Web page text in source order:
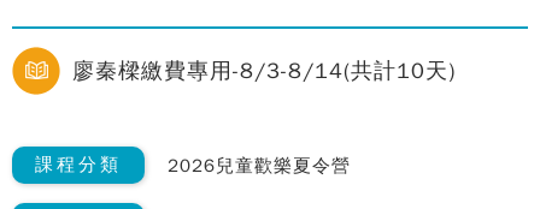
廖秦樑繳費專用-8/3-8/14(共計10天)
課程分類 2026兒童歡樂夏令營